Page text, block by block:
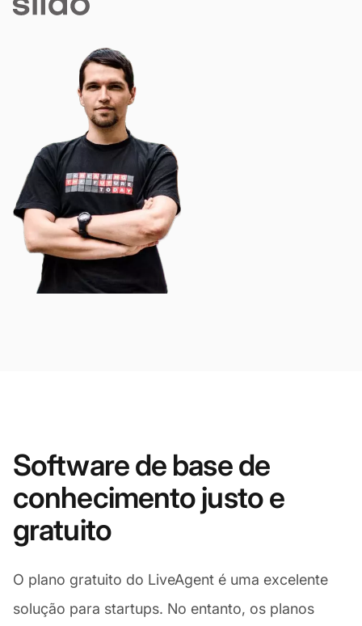
Software de base de
conhecimento justo e
gratuito
O plano gratuito do LiveAgent é uma excelente
solução para startups. No entanto, os planos